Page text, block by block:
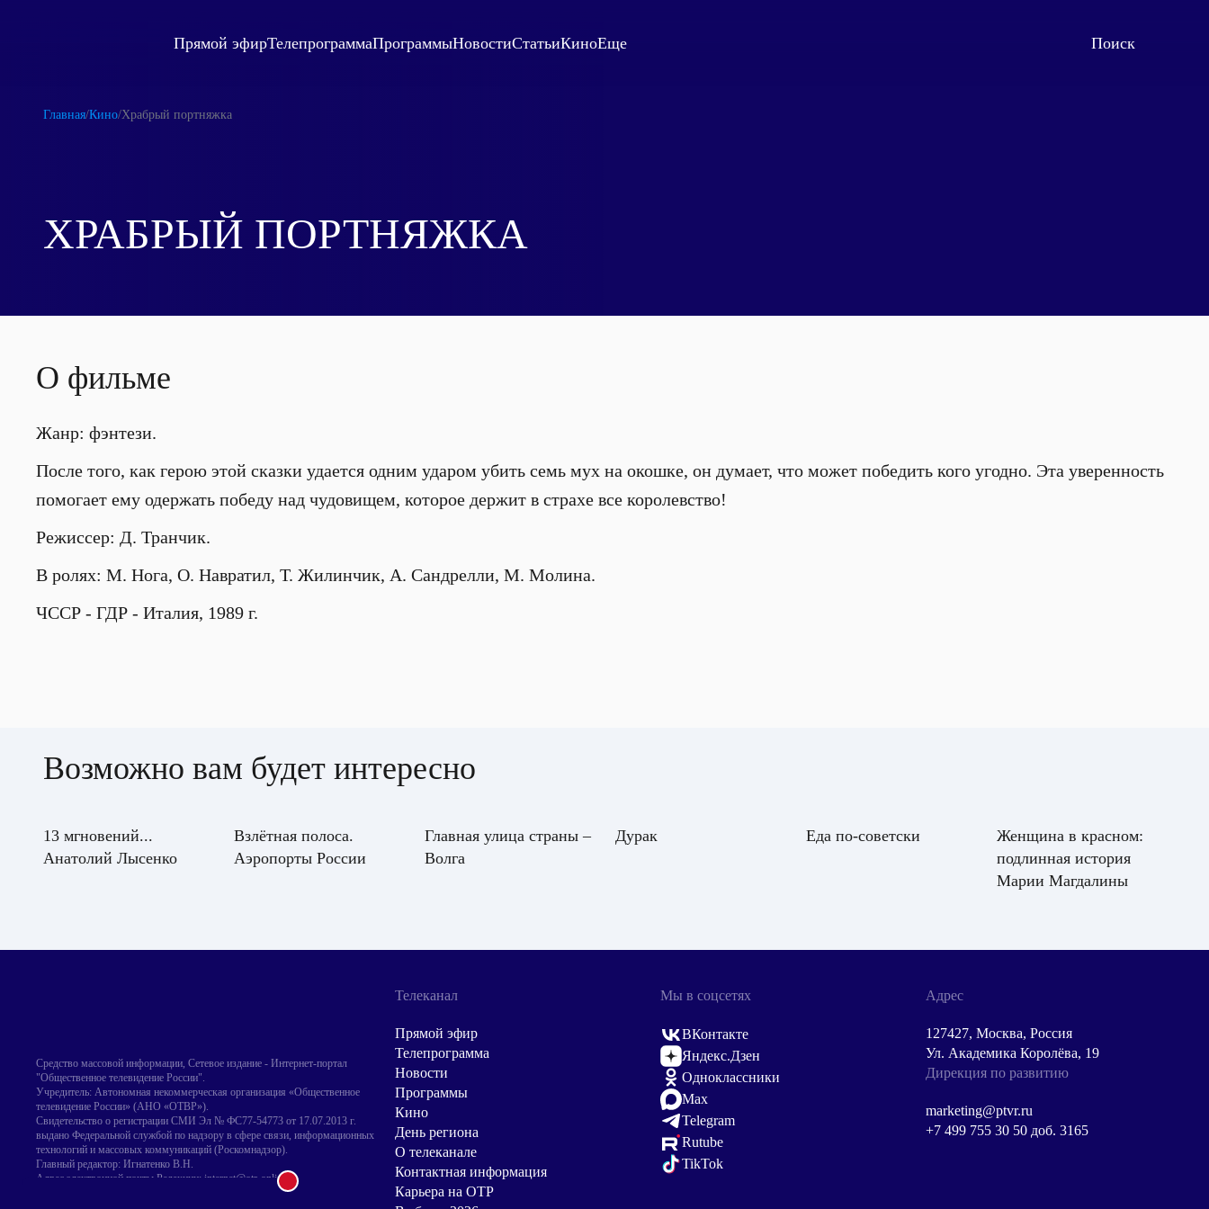
Прямой эфирТелепрограммаПрограммыНовостиСтатьиКиноЕще
Главная/Кино/Храбрый портняжка
ХРАБРЫЙ ПОРТНЯЖКА
О фильме
Жанр: фэнтези.
После того, как герою этой сказки удается одним ударом убить семь мух на окошке, он думает, что может победить кого угодно. Эта уверенность
помогает ему одержать победу над чудовищем, которое держит в страхе все королевство!
Режиссер: Д. Транчик.
В ролях: М. Нога, О. Навратил, Т. Жилинчик, А. Сандрелли, М. Молина.
ЧССР - ГДР - Италия, 1989 г.
Возможно вам будет интересно
13 мгновений...
Анатолий Лысенко
Взлётная полоса.
Аэропорты России
Главная улица страны –
Волга
Дурак Еда по-советски
Женщина в красном:
подлинная история
Марии Магдалины
Средство массовой информации, Сетевое издание - Интернет-портал
"Общественное телевидение России".
Учредитель: Автономная некоммерческая организация «Общественное
телевидение России» (АНО «ОТВР»).
Свидетельство о регистрации СМИ Эл № ФС77-54773 от 17.07.2013 г.
выдано Федеральной службой по надзору в сфере связи, информационных
технологий и массовых коммуникаций (Роскомнадзор).
Главный редактор: Игнатенко В.Н.
Адрес электронной почты Редакции: internet@otr-online.ru
Телеканал
Прямой эфир
Телепрограмма
Новости
Программы
Кино
День региона
О телеканале
Контактная информация
Карьера на ОТР
Мы в соцсетях
ВКонтакте
Яндекс.Дзен
Одноклассники
Max
Telegram
Rutube
TikTok
Адрес
127427, Москва, Россия
Ул. Академика Королёва, 19
Дирекция по развитию
marketing@ptvr.ru
+7 499 755 30 50 доб. 3165